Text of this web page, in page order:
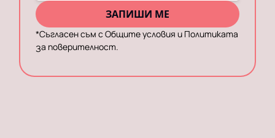
ЗАПИШИ МЕ
*Съгласен съм с Общите условия и Политиката
за поверителност.